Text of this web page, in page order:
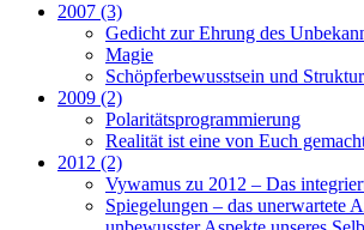
2007 (3)
Gedicht zur Ehrung des
Magie
Schöpferbewusstsein und
2009 (2)
Polaritätsprogrammierung
Realität ist eine von Euch
2012 (2)
Vywamus zu 2012 – Das
Spiegelungen – das unerwartete